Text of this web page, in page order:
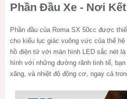
Phần Đầu Xe - Nơi
Phần đầu của Roma SX 50cc được
cho kiểu lục giác vuông vức của thế
hồ điện tử với màn hình LED sắc nét
hình với những đường rãnh tinh tế,
xăng, và nhiệt độ động cơ, ngay cả